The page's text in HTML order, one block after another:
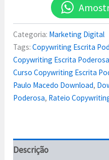
Categoria: Marketing Digital
Tags:Copywriting Escrita
Copywriting Escrita
Curso Copywriting Escrita
Paulo Macedo Download,
Poderosa, Rateio
Descrição